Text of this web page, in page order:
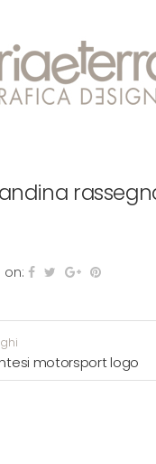
on:
motorsport logo